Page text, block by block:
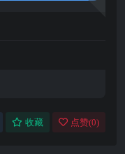
收藏 点赞(0)